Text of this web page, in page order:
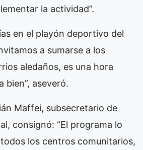
la actividad”.
en el playón deportivo del
a sumarse a los
aledaños, es una hora
bien”, aseveró.
Maffei, subsecretario de
consignó: “El programa lo
los centros comunitarios,